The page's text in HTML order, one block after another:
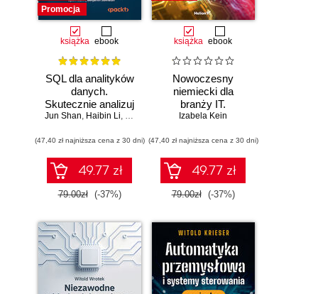
Promocja
książka ebook
SQL dla analityków
danych.
Skutecznie analizuj
dane, wyciągaj
wnioski i opanuj
zaawansowany
SQL na potrzeby
praktycznych
zastosowań.
Jun Shan, Haibin Li, Matt Goldwasser,Upom Malik
(47,40 zł najniższa cena z 30 dni)
49.77 zł
79.00zł (-37%)
książka ebook
Nowoczesny
niemiecki dla
branży IT.
Praktyczne
ćwiczenia
Izabela Kein
(47,40 zł najniższa cena z 30 dni)
49.77 zł
79.00zł (-37%)